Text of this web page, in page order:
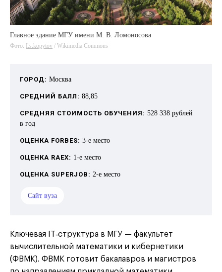
Главное здание МГУ имени М. В. Ломоносова
Фото: I.s.kopytov / Wikimedia Commons
ГОРОД: Москва
СРЕДНИЙ БАЛЛ: 88,85
СРЕДНЯЯ СТОИМОСТЬ ОБУЧЕНИЯ: 528 338 рублей
в год
ОЦЕНКА FORBES: 3-е место
ОЦЕНКА RAEX: 1-е место
ОЦЕНКА SUPERJOB: 2-е место
Сайт вуза
Ключевая IT‑структура в МГУ — факультет
вычислительной математики и кибернетики
(ФВМК). ФВМК готовит бакалавров и магистров